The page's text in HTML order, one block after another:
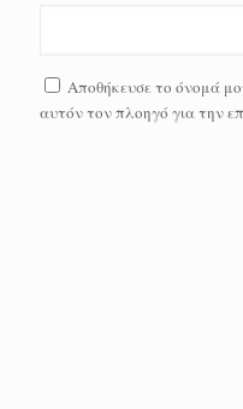
Αποθήκευσε το όνομά
αυτόν τον πλοηγό για την